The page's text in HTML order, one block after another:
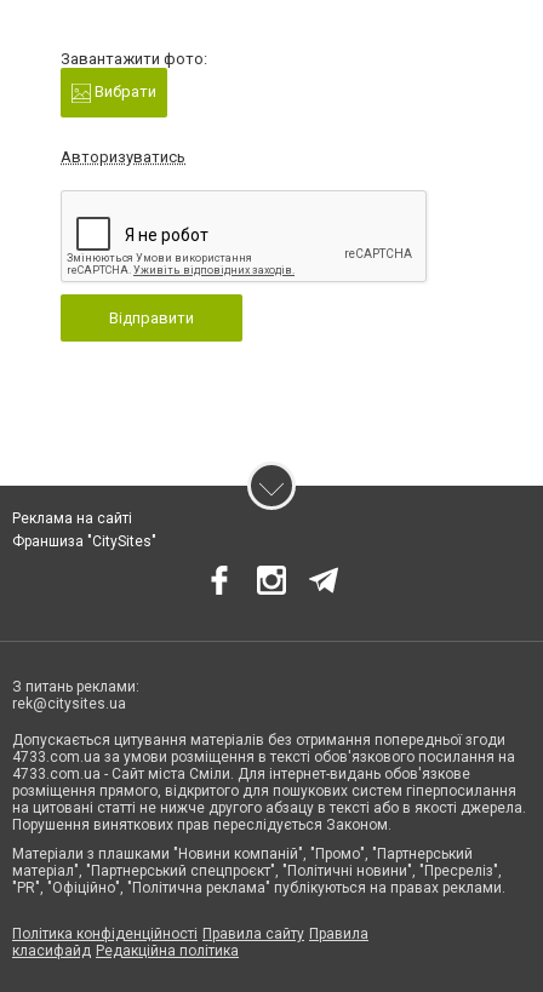
Завантажити фото:
Вибрати
Авторизуватись
Відправити
Реклама на сайті
Франшиза "CitySites"
З питань реклами:
rek@citysites.ua
Допускається цитування матеріалів без отримання попередньої згоди
4733.com.ua за умови розміщення в тексті обов'язкового посилання на
4733.com.ua - Сайт міста Сміли. Для інтернет-видань обов'язкове
розміщення прямого, відкритого для пошукових систем гіперпосилання
на цитовані статті не нижче другого абзацу в тексті або в якості джерела.
Порушення виняткових прав переслідується Законом.
Матеріали з плашками "Новини компаній", "Промо", "Партнерський
матеріал", "Партнерський спецпроєкт", "Політичні новини", "Пресреліз",
"PR", "Офіційно", "Політична реклама" публікуються на правах реклами.
Політика конфіденційності Правила сайту Правила
класифайд Редакційна політика